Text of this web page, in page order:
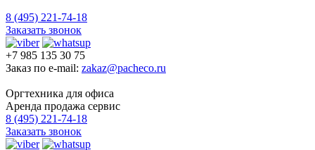
8 (495) 221-74-18
Заказать звонок
+7 985 135 30 75
Заказ по e-mail: zakaz@pacheco.ru
Оргтехника для офиса
Аренда продажа сервис
8 (495) 221-74-18
Заказать звонок